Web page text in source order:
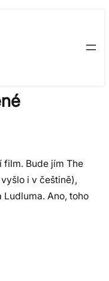
Bude jím The
i v češtině),
Ano, toho